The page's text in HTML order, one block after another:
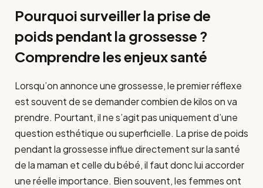
Pourquoi surveiller la prise de
poids pendant la grossesse ?
Comprendre les enjeux santé
Lorsqu’on annonce une grossesse, le premier réflexe
est souvent de se demander combien de kilos on va
prendre. Pourtant, il ne s’agit pas uniquement d’une
question esthétique ou superficielle. La prise de poids
pendant la grossesse influe directement sur la santé
de la maman et celle du bébé, il faut donc lui accorder
une réelle importance. Bien souvent, les femmes ont